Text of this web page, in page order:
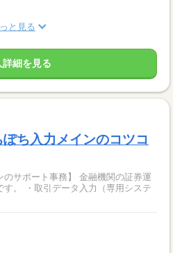
と見る
詳細を見る
ち入力メインのコツコ
のサポート事務】 金融機関の証券運
。 ・取引データ入力（専用システ